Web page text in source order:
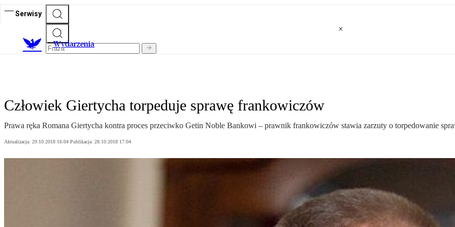
Serwisy
Wydarzenia
Człowiek Giertycha torpeduje sprawę frankowiczów
Prawa ręka Romana Giertycha kontra proces przeciwko Getin Noble Bankowi – prawnik frankowiczów stawia zarzuty o torpedowanie
Aktualizacja: 29.10.2018 16:04 Publikacja: 28.10.2018 17:04